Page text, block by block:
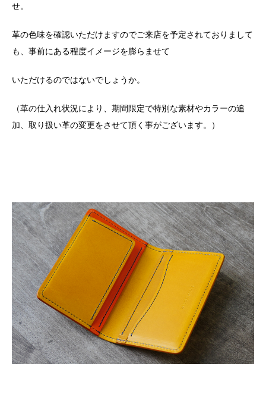
せ。
革の色味を確認いただけますのでご来店を予定されておりまして
も、事前にある程度イメージを膨らませて
いただけるのではないでしょうか。
（革の仕入れ状況により、期間限定で特別な素材やカラーの追
加、取り扱い革の変更をさせて頂く事がございます。）